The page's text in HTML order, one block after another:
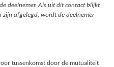
deelnemer. Als uit dit contact blijkt
afgelegd, wordt de deelnemer
tussenkomst door de mutualiteit